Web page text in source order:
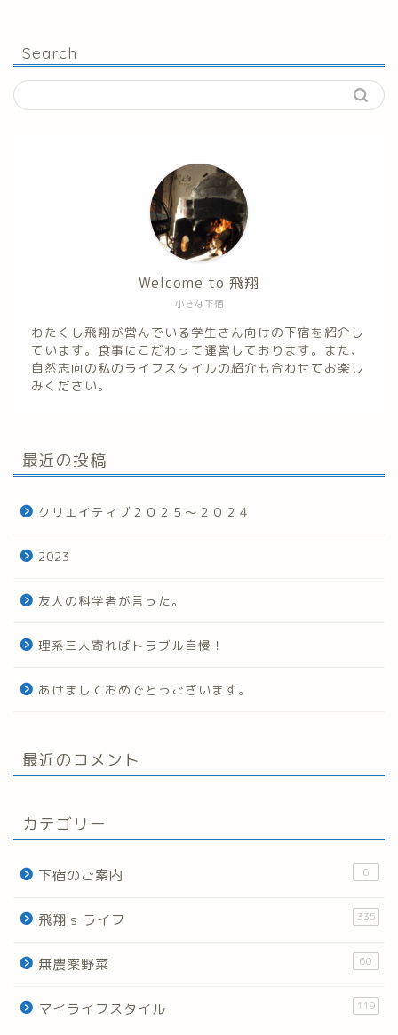
Search
小さな下宿
Welcome to 飛翔
わたくし飛翔が営んでいる学生さん向けの下宿を紹介し
ています。食事にこだわって運営しております。また、
自然志向の私のライフスタイルの紹介も合わせてお楽し
みください。
最近の投稿
クリエイティブ２０２５～２０２４
2023
友人の科学者が言った。
理系三人寄ればトラブル自慢！
あけましておめでとうございます。
最近のコメント
カテゴリー
下宿のご案内 6
飛翔's ライフ 335
無農薬野菜 60
マイライフスタイル 119